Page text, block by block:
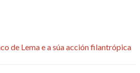
de Lema e a súa acción filantrópica